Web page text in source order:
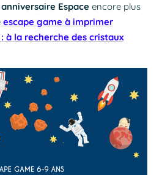
anniversaire Espace encore plus
escape game à imprimer
: à la recherche des cristaux